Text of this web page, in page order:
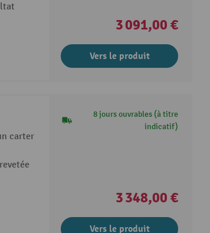
3 091,00 €
Vers le produit
carter
8 jours ouvrables (à titre
indicatif)
3 348,00 €
Vers le produit